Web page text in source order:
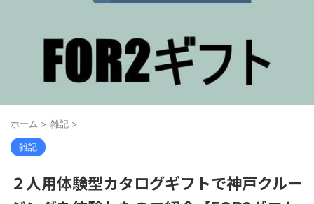
ホーム > 雑記 >
雑記
２人用体験型カタログギフトで神戸クルー